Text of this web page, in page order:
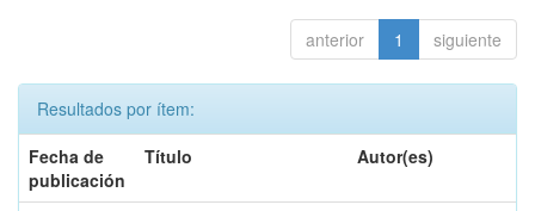
anterior 1 siguiente
Resultados por ítem:
Fecha de
publicación
Título Autor(es)